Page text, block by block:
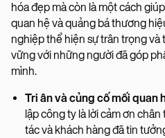
hóa đẹp mà còn là một cách
quan hệ và quảng bá thương
nghiệp thể hiện sự trân trọng
vững với những người đã góp
mình.
Tri ân và củng cố mối quan
lập công ty là lời cảm ơn
tác và khách hàng đã tin